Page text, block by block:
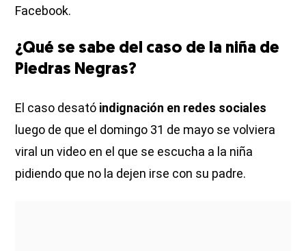
Facebook.
¿Qué se sabe del caso de la niña de
Piedras Negras?
El caso desató indignación en redes sociales
luego de que el domingo 31 de mayo se volviera
viral un video en el que se escucha a la niña
pidiendo que no la dejen irse con su padre.